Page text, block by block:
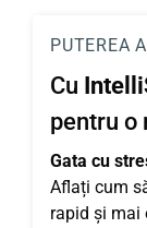
PUTEREA
Cu
pentru o
Gata cu
Aflați cum
rapid și mai